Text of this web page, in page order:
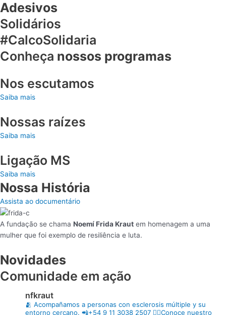
Adesivos
Solidários
#CalcoSolidaria
Conheça nossos programas
Nos escutamos
Saiba mais
Nossas raízes
Saiba mais
Ligação MS
Saiba mais
Nossa História
Assista ao documentário
A fundação se chama Noemí Frida Kraut em homenagem a uma
mulher que foi exemplo de resiliência e luta.
Novidades
Comunidade em ação
nfkraut
🫂 Acompañamos a personas con esclerosis múltiple y su
entorno cercano. 📲+54 9 11 3038 2507 👇🏼Conoce nuestro